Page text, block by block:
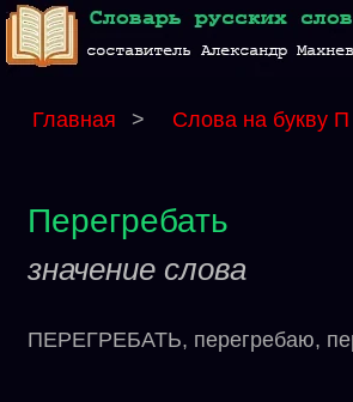
Главная > Слова на букву П
Перегребать
значение слова
ПЕРЕГРЕБАТЬ, перегребаю,